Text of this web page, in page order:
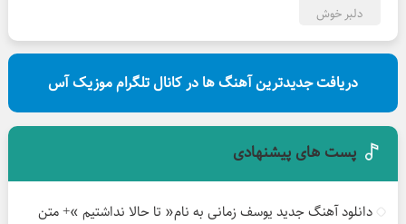
دلبر خوش
دریافت جدیدترین آهنگ ها در کانال تلگرام موزیک آس
پست های پیشنهادی
دانلود آهنگ جدید یوسف زمانی به نام« تا حالا نداشتیم »+ متن